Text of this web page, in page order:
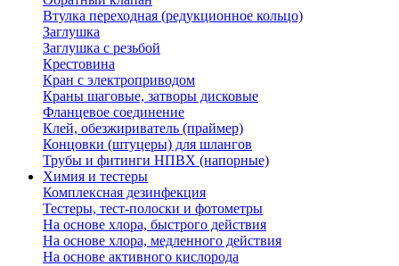
Втулка переходная (редукционное кольцо)
Заглушка
Заглушка с резьбой
Крестовина
Кран с электроприводом
Краны шаговые, затворы дисковые
Фланцевое соединение
Клей, обезжириватель (праймер)
Концовки (штуцеры) для шлангов
Трубы и фитинги НПВХ (напорные)
Химия и тестеры
Комплексная дезинфекция
Тестеры, тест-полоски и фотометры
На основе хлора, быстрого действия
На основе хлора, медленного действия
На основе активного кислорода